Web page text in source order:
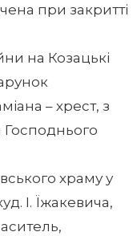
при закритті
на Козацькі
– хрест, з
храму у
І. Їжакевича,